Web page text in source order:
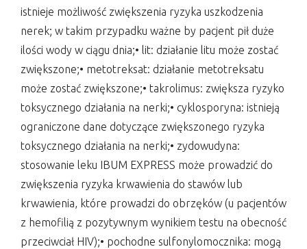
istnieje możliwość zwiększenia ryzyka uszkodzenia
nerek; w takim przypadku ważne by pacjent pił duże
ilości wody w ciągu dnia;• lit: działanie litu może zostać
zwiększone;• metotreksat: działanie metotreksatu
może zostać zwiększone;• takrolimus: zwiększa ryzyko
toksycznego działania na nerki;• cyklosporyna: istnieją
ograniczone dane dotyczące zwiększonego ryzyka
toksycznego działania na nerki;• zydowudyna:
stosowanie leku IBUM EXPRESS może prowadzić do
zwiększenia ryzyka krwawienia do stawów lub
krwawienia, które prowadzi do obrzęków (u pacjentów
z hemofilią z pozytywnym wynikiem testu na obecność
przeciwciał HIV);• pochodne sulfonylomocznika: mogą